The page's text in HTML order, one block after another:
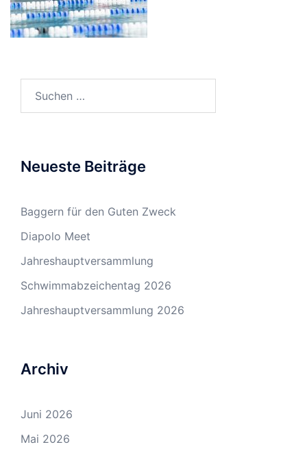
Neueste Beiträge
Baggern für den Guten Zweck
Diapolo Meet
Jahreshauptversammlung
Schwimmabzeichentag 2026
Jahreshauptversammlung 2026
Archiv
Juni 2026
Mai 2026